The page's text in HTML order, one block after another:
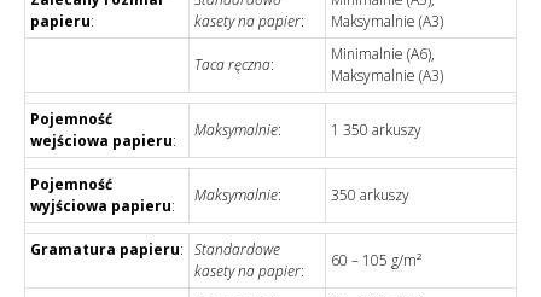
papieru:
kasety na papier:
Maksymalnie (A3)
Taca ręczna:
Minimalnie (A6),
Maksymalnie (A3)
Pojemność
wejściowa papieru:
Maksymalnie: 1 350 arkuszy
Pojemność
wyjściowa papieru:
Maksymalnie: 350 arkuszy
Gramatura papieru: Standardowe
kasety na papier:
60 – 105 g/m²